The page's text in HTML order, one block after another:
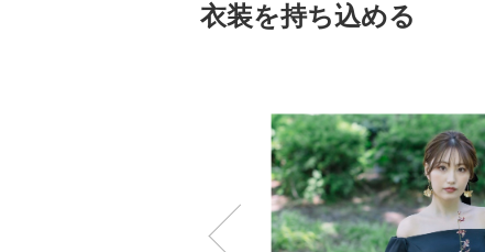
衣装を持ち込める